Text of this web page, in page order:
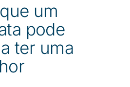
um
pode
ter uma